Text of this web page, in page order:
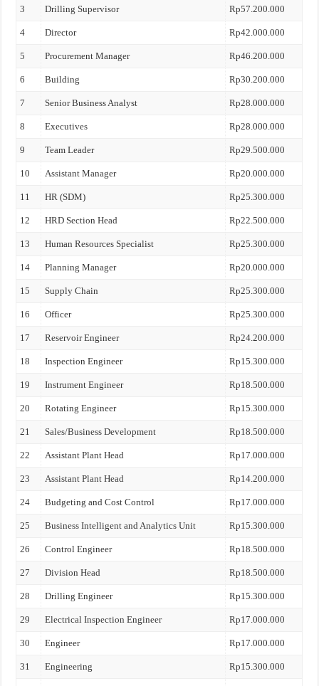
3 Drilling Supervisor Rp57.200.000
4 Director Rp42.000.000
5 Procurement Manager Rp46.200.000
6 Building Rp30.200.000
7 Senior Business Analyst Rp28.000.000
8 Executives Rp28.000.000
9 Team Leader Rp29.500.000
10 Assistant Manager Rp20.000.000
11 HR (SDM) Rp25.300.000
12 HRD Section Head Rp22.500.000
13 Human Resources Specialist Rp25.300.000
14 Planning Manager Rp20.000.000
15 Supply Chain Rp25.300.000
16 Officer Rp25.300.000
17 Reservoir Engineer Rp24.200.000
18 Inspection Engineer Rp15.300.000
19 Instrument Engineer Rp18.500.000
20 Rotating Engineer Rp15.300.000
21 Sales/Business Development Rp18.500.000
22 Assistant Plant Head Rp17.000.000
23 Assistant Plant Head Rp14.200.000
24 Budgeting and Cost Control Rp17.000.000
25 Business Intelligent and Analytics Unit Rp15.300.000
26 Control Engineer Rp18.500.000
27 Division Head Rp18.500.000
28 Drilling Engineer Rp15.300.000
29 Electrical Inspection Engineer Rp17.000.000
30 Engineer Rp17.000.000
31 Engineering Rp15.300.000